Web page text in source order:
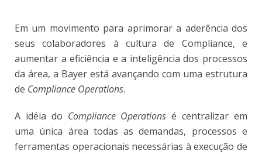
Em um movimento para aprimorar a aderência dos
seus colaboradores à cultura de Compliance, e
aumentar a eficiência e a inteligência dos processos
da área, a Bayer está avançando com uma estrutura
de Compliance Operations.
A idéia do Compliance Operations é centralizar em
uma única área todas as demandas, processos e
ferramentas operacionais necessárias à execução de